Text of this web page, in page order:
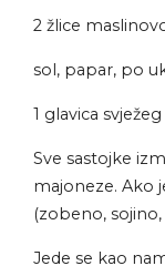
2 žlice
sol, papar, po
1 glavica
Sve sastojke
majoneze. Ako
(zobeno,
Jede se kao